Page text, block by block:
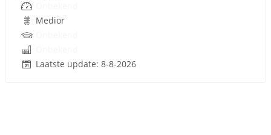
Medior
Laatste update: 8-8-2026